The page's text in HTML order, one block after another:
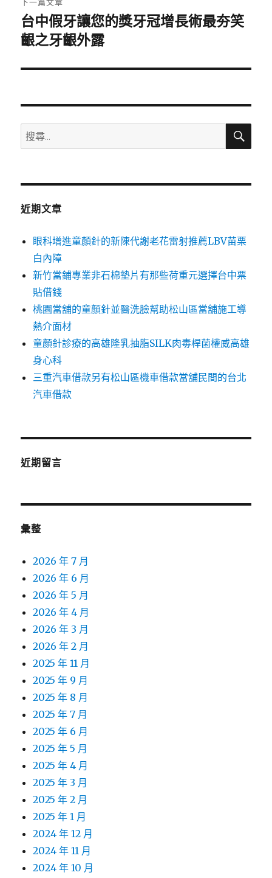
下
一
文
台中假牙讓您的獎牙冠增長術最夯笑
齦之牙齦外露
搜
尋
鍵
搜
近期文章
眼科增進童顏針的新陳代謝老花雷射推薦LBV苗栗
白內障
新竹當鋪專業非石棉墊片有那些荷重元選擇台中票
貼借錢
桃園當舖的童顏針並醫洗臉幫助松山區當舖施工導
熱介面材
童顏針診療的高雄隆乳抽脂SILK肉毒桿菌權威高雄
身心科
三重汽車借款另有松山區機車借款當舖民間的台北
汽車借款
近期留言
彙整
2026 年 7 月
2026 年 6 月
2026 年 5 月
2026 年 4 月
2026 年 3 月
2026 年 2 月
2025 年 11 月
2025 年 9 月
2025 年 8 月
2025 年 7 月
2025 年 6 月
2025 年 5 月
2025 年 4 月
2025 年 3 月
2025 年 2 月
2025 年 1 月
2024 年 12 月
2024 年 11 月
2024 年 10 月